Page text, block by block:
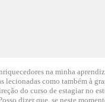
na minha
como também à
do curso de estagiar no
dizer que, se neste